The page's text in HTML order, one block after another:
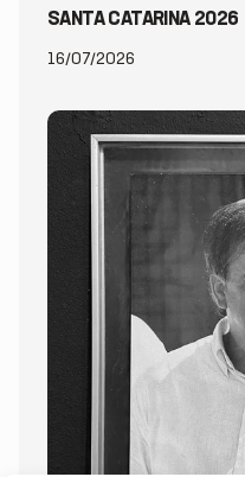
SANTA CATARINA 2026
16/07/2026